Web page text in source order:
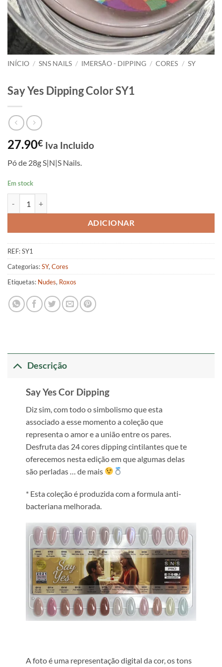
INÍCIO / SNS NAILS / IMERSÃO - DIPPING / CORES / SY
Say Yes Dipping Color SY1
27.90€ Iva Incluido
Pó de 28g S|N|S Nails.
Em stock
ADICIONAR
REF:SY1
Categorias:SY, Cores
Etiquetas: Nudes, Roxos
Descrição
Say Yes Cor Dipping
Diz sim, com todo o simbolismo que esta
associado a esse momento a coleção que
representa o amor e a união entre os pares.
Desfruta das 24 cores dipping cintilantes que te
oferecemos nesta edição em que algumas delas
são perladas … de mais
* Esta coleção é produzida com a formula anti-
bacteriana melhorada.
A foto é uma representação digital da cor, os tons